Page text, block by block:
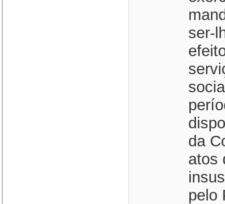
ser-
da
atos
pelo